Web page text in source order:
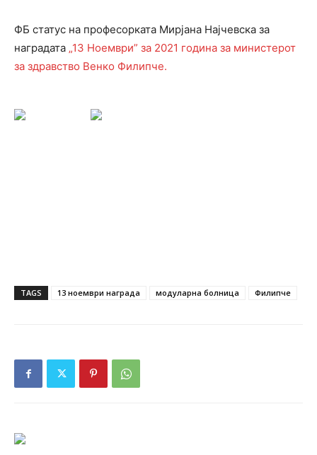
ФБ статус на професорката Мирјана Најчевска за
наградата „13 Ноември” за 2021 година за министерот
за здравство Венко Филипче.
TAGS 13 ноември награда модуларна болница Филипче